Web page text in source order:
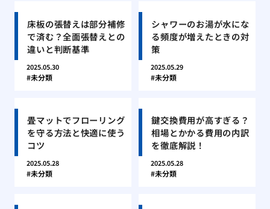
床板の張替えは部分補修
で済む？全面張替えとの
違いと判断基準
2025.05.30
未分類
シャワーのお湯が水にな
る頻度が増えたときの対
策
2025.05.29
未分類
畳マットでフローリング
を守る方法と快適に使う
コツ
2025.05.28
未分類
鍵交換費用が高すぎる？
相場とかかる費用の内訳
を徹底解説！
2025.05.28
未分類